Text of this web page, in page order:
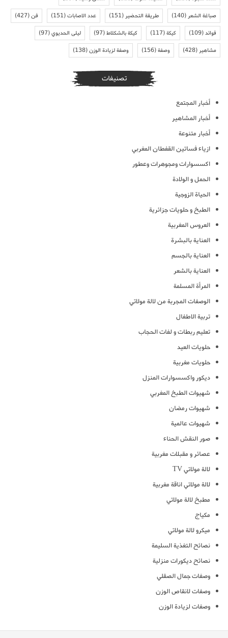
صباغة الشعر(140) طريقة التحضير(151) عدد الاصابات(151) فن(427)
فوائد(109) كيكة(117) كيكة بالشكلاط(97) ليلى الحديوي(97)
مشاهير(428) وصفة(156) وصفة لزيادة الوزن(138)
تصنيفات
أخبار المجتمع
أخبار المشاهير
أخبار متنوعة
ازياء فساتين القفطان المغربي
اكسسوارات ومجوهرات وعطور
الحمل و الولادة
الحياة الزوجية
الطبخ و حلويات جزائرية
العروس المغربية
العناية بالبشرة
العناية بالجسم
العناية بالشعر
المرأة المسلمة
الوصفات المجربة من لالة مولاتي
تربية الاطفال
تعليم ربطات و لفات الحجاب
حلويات العيد
حلويات مغربية
ديكور واكسسوارات المنزل
شهيوات الطبخ المغربي
شهيوات رمضان
شهيوات عالمية
صور النقش الحناء
عصائر و مقبلات مغربية
لالة مولاتي TV
لالة مولاتي اناقة مغربية
مطبخ لالة مولاتي
مكياج
ميكرو لالة مولاتي
نصائح التغذية السليمة
نصائح ديكورات منزلية
وصفات جمال الصقلي
وصفات لانقاص الوزن
وصفات لزيادة الوزن